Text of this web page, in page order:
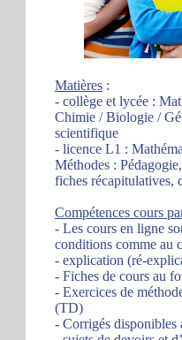
Matières :
- collège et lycée :
Chimie / Biologie /
scientifique
- licence L1 :
Méthodes :
fiches récapitulatives,
Compétences cours
- Les cours en ligne
conditions comme au
- explication (ré-
- Fiches de cours au
- Exercices de
(TD)
- Corrigés